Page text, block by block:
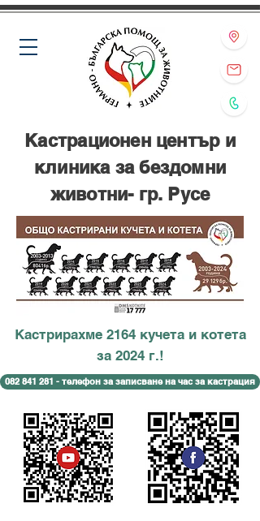
Кастрирахме 2164 кучета и котета
за 2024 г.!
082 841 281 - телефон за записване на час за кастрация
Кастрационен център и
клиника за бездомни
животни- гр. Русе